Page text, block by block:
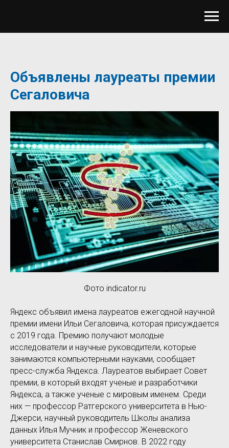
Объявлены лауреаты премии
Сегаловича
Фото indicator.ru
Яндекс объявил имена лауреатов ежегодной научной
премии имени Ильи Сегаловича, которая присуждается
с 2019 года. Премию получают молодые
исследователи и научные руководители, которые
занимаются компьютерными науками, сообщает
пресс-служба Яндекса. Лауреатов выбирает Совет
премии, в который входят ученые и разработчики
Яндекса, а также ученые с мировым именем. Среди
них — профессор Ратгерского университета в Нью-
Джерси, научный руководитель Школы анализа
данных Илья Мучник и профессор Женевского
университета Станислав Смирнов. В 2022 году